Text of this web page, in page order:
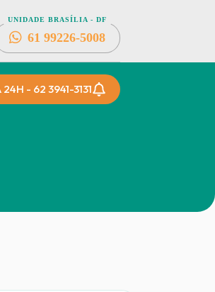
UNIDADE BRASÍLIA - DF
61 99226-5008
- 62 3941-3131